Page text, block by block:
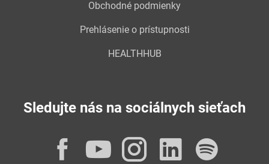
Obchodné podmienky
Prehlásenie o prístupnosti
HEALTHHUB
Sledujte nás na sociálnych sieťach
Facebook
YouTube
Instagram